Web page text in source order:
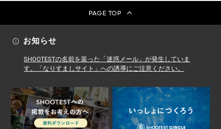
PAGE TOP
お知らせ
SHOOTESTの名前を装った「迷惑メール」が発生していま
す。「なりすましサイト」への誘導にご注意ください。